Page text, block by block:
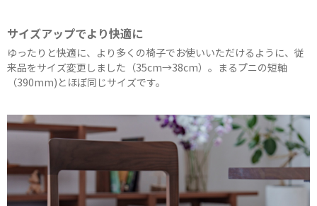
サイズアップでより快適に
ゆったりと快適に、より多くの椅子でお使いいただけるように、従
来品をサイズ変更しました（35cm→38cm）。まるプニの短軸
（390mm)とほぼ同じサイズです。